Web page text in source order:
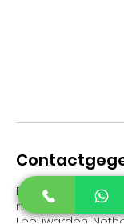
Emi's massage &
massage),